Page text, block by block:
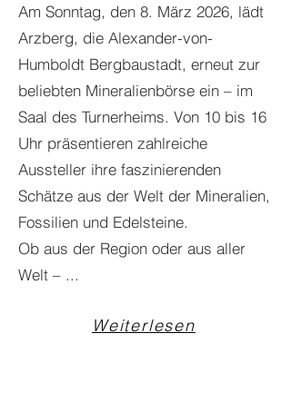
Am Sonntag, den 8. März 2026, lädt
Arzberg, die Alexander-von-
Humboldt Bergbaustadt, erneut zur
beliebten Mineralienbörse ein – im
Saal des Turnerheims. Von 10 bis 16
Uhr präsentieren zahlreiche
Aussteller ihre faszinierenden
Schätze aus der Welt der Mineralien,
Fossilien und Edelsteine.
Ob aus der Region oder aus aller
Welt – ...
Weiterlesen